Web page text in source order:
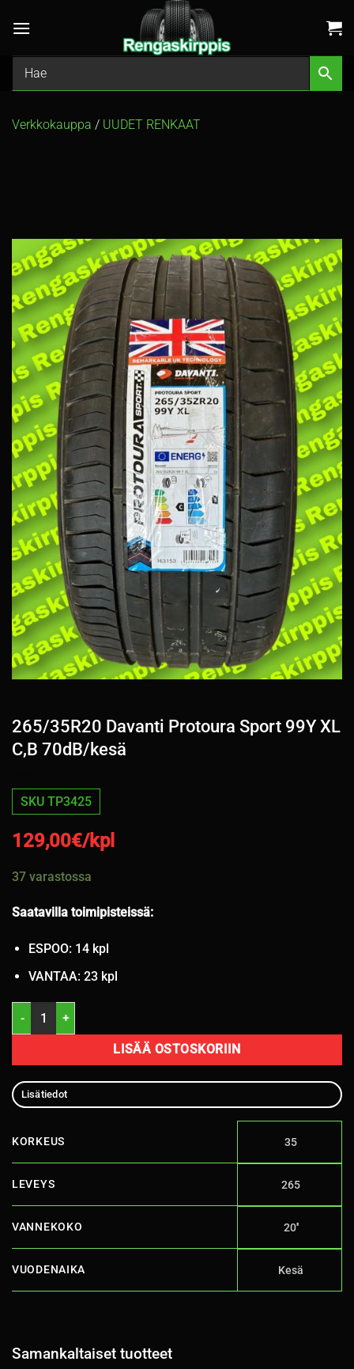
Verkkokauppa / UUDET RENKAAT
265/35R20 Davanti Protoura Sport 99Y XL
C,B 70dB/kesä
SKU TP3425
129,00€/kpl
37 varastossa
Saatavilla toimipisteissä:
ESPOO: 14 kpl
VANTAA: 23 kpl
265/35R20 Davanti Protoura Sport 99Y XL C,B 70dB/kesä määrä
LISÄÄ OSTOSKORIIN
Lisätiedot
KORKEUS 35
LEVEYS 265
VANNEKOKO 20''
VUODENAIKA Kesä
Samankaltaiset tuotteet